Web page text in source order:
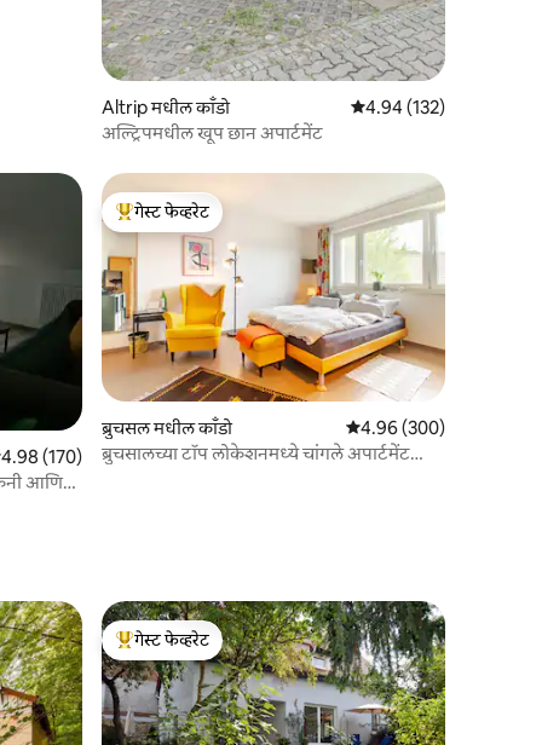
Altrip मधील काँडो 5 पैकी 4.94 सरासरी रेटिंग,
4.94 (132)
अल्ट्रिपमधील खूप छान अपार्टमेंट
4.98 सरासरी रेटिंग, 170 रिव्ह्यूज
4.98 (170)
आणि
टॉप गेस्ट फेव्हरेट
गेस्ट फेव्हरेट
ब्रुचसल मधील काँडो 5 पैकी 4.96 सरासरी रेटिंग,
4.96 (300)
ब्रुचसालच्या टॉप लोकेशनमध्ये चांगले अपार्टमेंट
टॉप गेस्ट फेव्हरेट
गेस्ट फेव्हरेट